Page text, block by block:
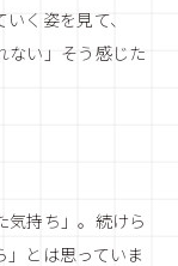
く姿を見て、
ない」そう感じた
気持ち」。続けら
とは思っていま